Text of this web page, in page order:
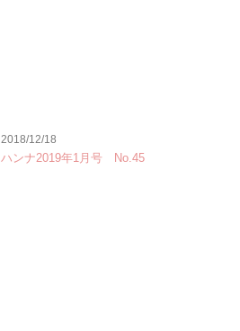
2018/12/18
ハンナ2019年1月号 No.45